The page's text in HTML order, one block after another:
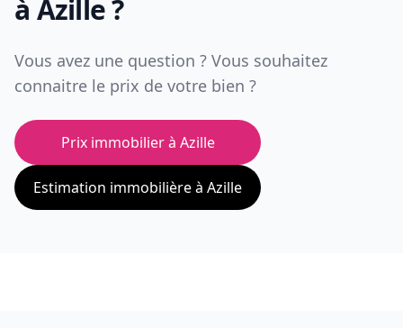
à Azille?
Vous avez une question ? Vous souhaitez
connaitre le prix de votre bien ?
Prix immobilier à Azille
Estimation immobilière à Azille